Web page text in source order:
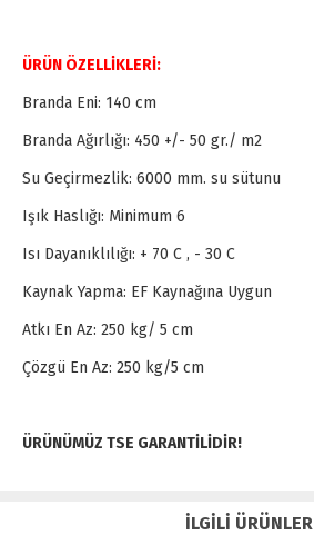
ÜRÜN ÖZELLİKLERİ:
Branda Eni: 140 cm
Branda Ağırlığı: 450 +/- 50 gr./ m2
Su Geçirmezlik: 6000 mm. su sütunu
Işık Haslığı: Minimum 6
Isı Dayanıklılığı: + 70 C , - 30 C
Kaynak Yapma: EF Kaynağına Uygun
Atkı En Az: 250 kg/ 5 cm
Çözgü En Az: 250 kg/5 cm
ÜRÜNÜMÜZ TSE GARANTİLİDİR!
İLGİLİ ÜRÜNLER